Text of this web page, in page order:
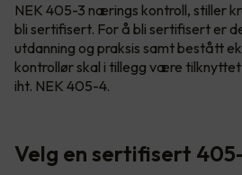
NEK 405-3 nærings kontroll, stiller
bli sertifisert. For å bli sertifisert er
utdanning og praksis samt bestått
kontrollør skal i tillegg være
iht. NEK 405-4.
Velg en sertifisert